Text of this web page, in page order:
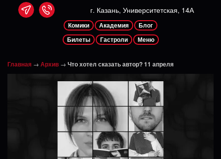
г. Казань, Университетская, 14А
Комики Академия
Блог
Билеты
Гастроли Меню
Главная → Архив → Что хотел сказать автор? 11 апреля